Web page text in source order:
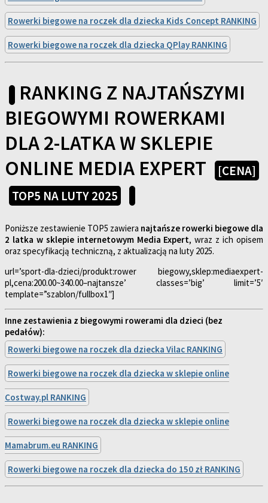
Rowerki biegowe na roczek dla dziecka Kids Concept RANKING
Rowerki biegowe na roczek dla dziecka QPlay RANKING
RANKING Z NAJTAŃSZYMI
BIEGOWYMI ROWERKAMI
DLA 2-LATKA W SKLEPIE
ONLINE MEDIA EXPERT
[CENA]
TOP5 NA LUTY 2025
Poniższe zestawienie TOP5 zawiera najtańsze rowerki biegowe dla
2 latka w sklepie internetowym Media Expert, wraz z ich opisem
oraz specyfikacją techniczną, z aktualizacją na luty 2025.
url=’sport-dla-dzieci/produkt:rower biegowy,sklep:mediaexpert-
pl,cena:200.00~340.00–najtansze’ classes=’big’ limit=’5′
template=”szablon/fullbox1″]
Inne zestawienia z biegowymi rowerami dla dzieci (bez
pedałów):
Rowerki biegowe na roczek dla dziecka Vilac RANKING
Rowerki biegowe na roczek dla dziecka w sklepie online
Costway.pl RANKING
Rowerki biegowe na roczek dla dziecka w sklepie online
Mamabrum.eu RANKING
Rowerki biegowe na roczek dla dziecka do 150 zł RANKING